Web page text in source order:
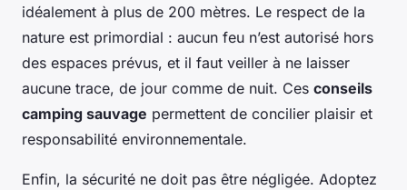
idéalement à plus de 200 mètres. Le respect de la
nature est primordial : aucun feu n’est autorisé hors
des espaces prévus, et il faut veiller à ne laisser
aucune trace, de jour comme de nuit. Ces conseils
camping sauvage permettent de concilier plaisir et
responsabilité environnementale.
Enfin, la sécurité ne doit pas être négligée. Adoptez